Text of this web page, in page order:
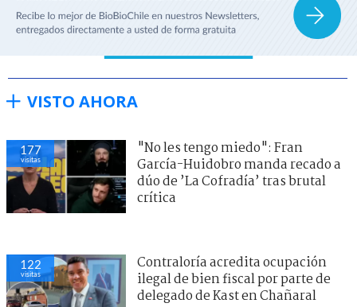
VISTO AHORA
177
visitas
"No les tengo miedo": Fran
García-Huidobro manda recado a
dúo de ’La Cofradía’ tras brutal
crítica
122
visitas
Contraloría acredita ocupación
ilegal de bien fiscal por parte de
delegado de Kast en Chañaral